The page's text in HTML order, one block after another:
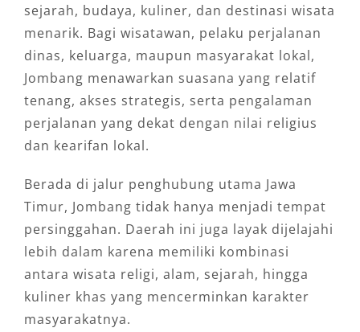
sejarah, budaya, kuliner, dan destinasi wisata
menarik. Bagi wisatawan, pelaku perjalanan
dinas, keluarga, maupun masyarakat lokal,
Jombang menawarkan suasana yang relatif
tenang, akses strategis, serta pengalaman
perjalanan yang dekat dengan nilai religius
dan kearifan lokal.
Berada di jalur penghubung utama Jawa
Timur, Jombang tidak hanya menjadi tempat
persinggahan. Daerah ini juga layak dijelajahi
lebih dalam karena memiliki kombinasi
antara wisata religi, alam, sejarah, hingga
kuliner khas yang mencerminkan karakter
masyarakatnya.